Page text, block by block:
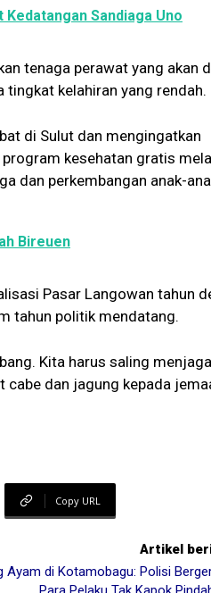
Sandiaga Uno
tenaga perawat yang akan
tingkat kelahiran yang rendah.
di Sulut dan mengingatkan
kesehatan gratis
dan perkembangan anak-
Bireuen
Pasar Langowan tahun
tahun politik mendatang.
Kita harus saling menjaga
cabe dan jagung kepada
Copy URL
Artikel
Ayam di Kotamobagu: Polisi